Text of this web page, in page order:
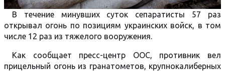
В течение минувших суток сепаратисты 57 раз
открывал огонь по позициям украинских войск, в том
числе 12 раз из тяжелого вооружения.
Как сообщает пресс-центр ООС, противник вел
прицельный огонь из гранатометов, крупнокалиберных